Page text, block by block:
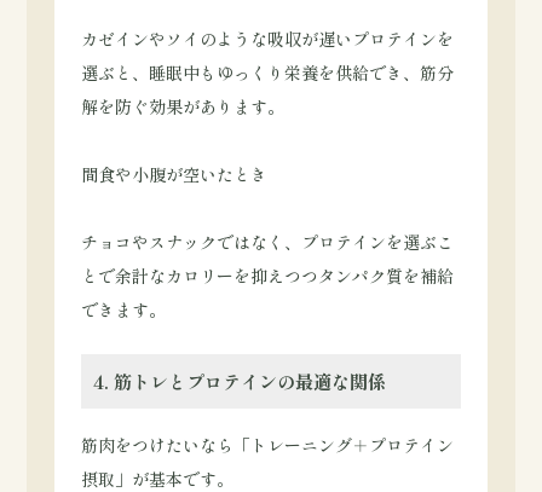
カゼインやソイのような吸収が遅いプロテインを
選ぶと、睡眠中もゆっくり栄養を供給でき、筋分
解を防ぐ効果があります。
間食や小腹が空いたとき
チョコやスナックではなく、プロテインを選ぶこ
とで余計なカロリーを抑えつつタンパク質を補給
できます。
4. 筋トレとプロテインの最適な関係
筋肉をつけたいなら「トレーニング＋プロテイン
摂取」が基本です。